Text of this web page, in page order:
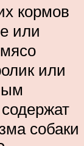
кормов
или
или
собаки